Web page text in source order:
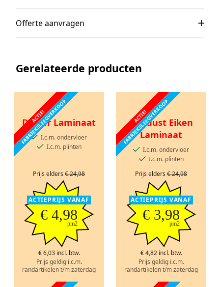
Offerte aanvragen
Gerelateerde producten
ACTIE!
FABRIEKSLEEGVERKOOP
Dikker Laminaat
I.c.m. ondervloer
I.c.m. plinten
Prijs elders € 24,98
ACTIEPRIJS VANAF
€ 4,98
pm2
€ 6,03 incl. btw.
Prijs geldig i.c.m.
randartikelen t/m zaterdag
ACTIE!
FABRIEKSLEEGVERKOOP
Robuust Eiken
Laminaat
I.c.m. ondervloer
I.c.m. plinten
Prijs elders € 24,98
ACTIEPRIJS VANAF
€ 3,98
pm2
€ 4,82 incl. btw.
Prijs geldig i.c.m.
randartikelen t/m zaterdag